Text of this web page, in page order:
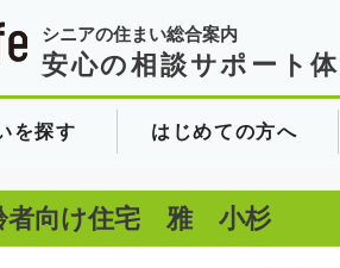
シニアの住まい総合案内
安心の相談サポート体
を探す はじめての方へ
者向け住宅 雅 小杉